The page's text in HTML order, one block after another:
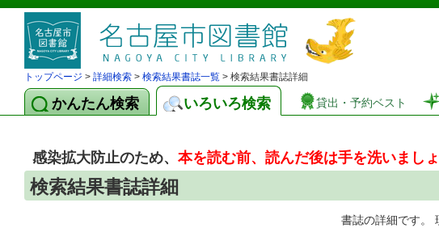
図書館
トップページ > 詳細検索 > 検索結果書誌一覧 > 検索結果書誌詳細
かんたん検索 いろいろ検索 貸出・予約ベスト
感染拡大防止のため、 本を読む前、読んだ後は手を洗いましょ
検索結果書誌詳細
書誌の詳細です。